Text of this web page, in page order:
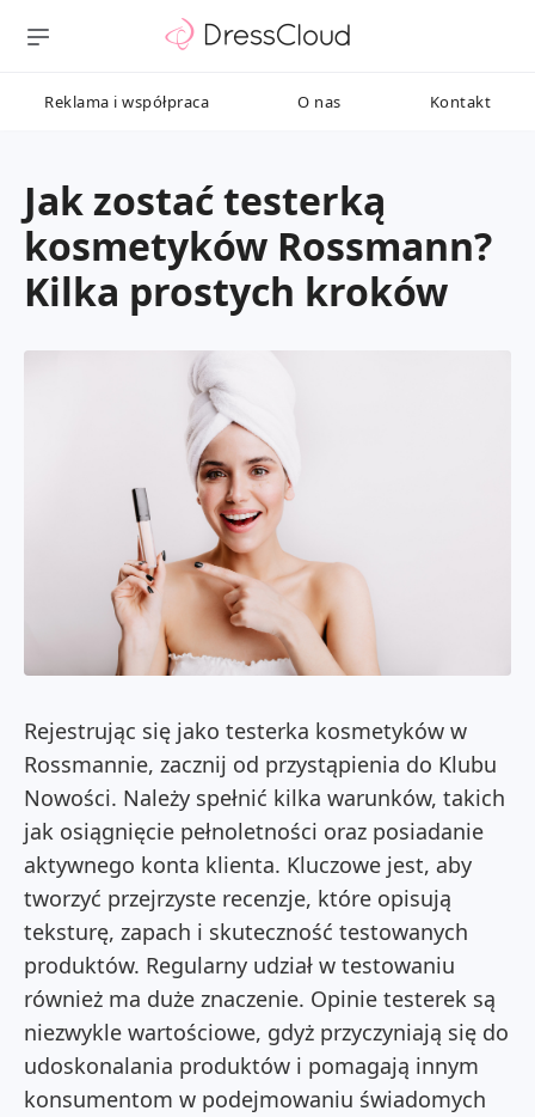
Reklama i współpraca O nas Kontakt
Jak zostać testerką
kosmetyków Rossmann?
Kilka prostych kroków
Rejestrując się jako testerka kosmetyków w
Rossmannie, zacznij od przystąpienia do Klubu
Nowości. Należy spełnić kilka warunków, takich
jak osiągnięcie pełnoletności oraz posiadanie
aktywnego konta klienta. Kluczowe jest, aby
tworzyć przejrzyste recenzje, które opisują
teksturę, zapach i skuteczność testowanych
produktów. Regularny udział w testowaniu
również ma duże znaczenie. Opinie testerek są
niezwykle wartościowe, gdyż przyczyniają się do
udoskonalania produktów i pomagają innym
konsumentom w podejmowaniu świadomych